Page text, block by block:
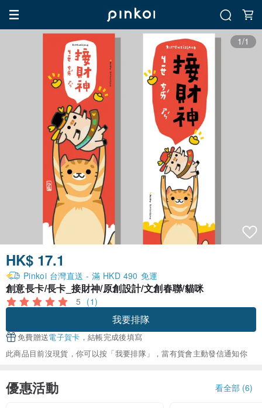
1/1
HK$ 17.1
Pinkoi 台灣直送 - 滿 HKD 490 免運
創意長卡/長卡_接財神/原創設計/文創春聯/貓咪
5 (1)
我要排隊
免費贈送電子賀卡 ，結帳完成後填寫
此商品目前沒現貨，你可以按「我要排隊」，當有貨會主動發信通知你
優惠活動 看全部 (6)